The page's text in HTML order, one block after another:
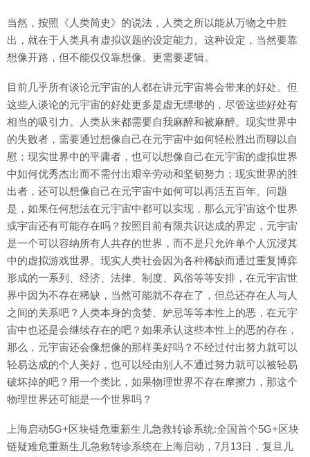
当然，按照《人类简史》的说法，人类之所以能从万物之中胜
出，就在于人类具有虚拟议题的设定能力。这种设定，当然要靠
想像开路，但不能仅仅靠想像。更需要逻辑。
目前几乎所有谈论元宇宙的人都在讲元宇宙将会带来的好处。但
这些人谈论的元宇宙的好处更多是虚无缥缈的，尽管这些好处有
相当的吸引力。人类从来都需要自我麻醉和被麻醉。现实世界中
的失败者，需要通过想像自己在元宇宙中如何轻松胜出而聊以自
慰；现实世界中的平庸者，也可以想像自己在元宇宙的虚拟世界
中如何优秀杰出而不需付出艰辛劳动和坚韧努力；现实世界的胜
出者，还可以想像自己在元宇宙中如何可以再活五百年。问题
是，如果任何想法在元宇宙中都可以实现，那么元宇宙这个世界
或宇宙还有可能存在吗？按照目前有限共识达成的界定，元宇宙
是一个可以容纳所有人共存的世界，而不是只允许单个人沉浸其
中的虚拟游戏世界。现实人类社会因为各种稀缺而通过重复博弈
形成的一系列、经济、法律、制度、风俗等等安排，在元宇宙世
界中因为不存在稀缺，当然可能就不存在了，但总还存在人与人
之间的关系吧？人类本身的贪婪、妒忌等等本性上的恶，在元宇
宙中也还是会继续存在的吧？如果承认这些本性上的恶的存在，
那么，元宇宙还会像想像的那样美好吗？不经过付出努力就可以
轻易达成的个人美好，也可以经由别人不通过努力就可以被轻易
破坏掉的吧？用一个类比，如果物理世界不存在摩擦力，那这个
物理世界还可能是一个世界吗？
上海启动5G+区块链危重新生儿急救转诊系统:全国首个5G+区块
链疑难危重新生儿急救转诊系统在上海启动，7月13日，复旦儿